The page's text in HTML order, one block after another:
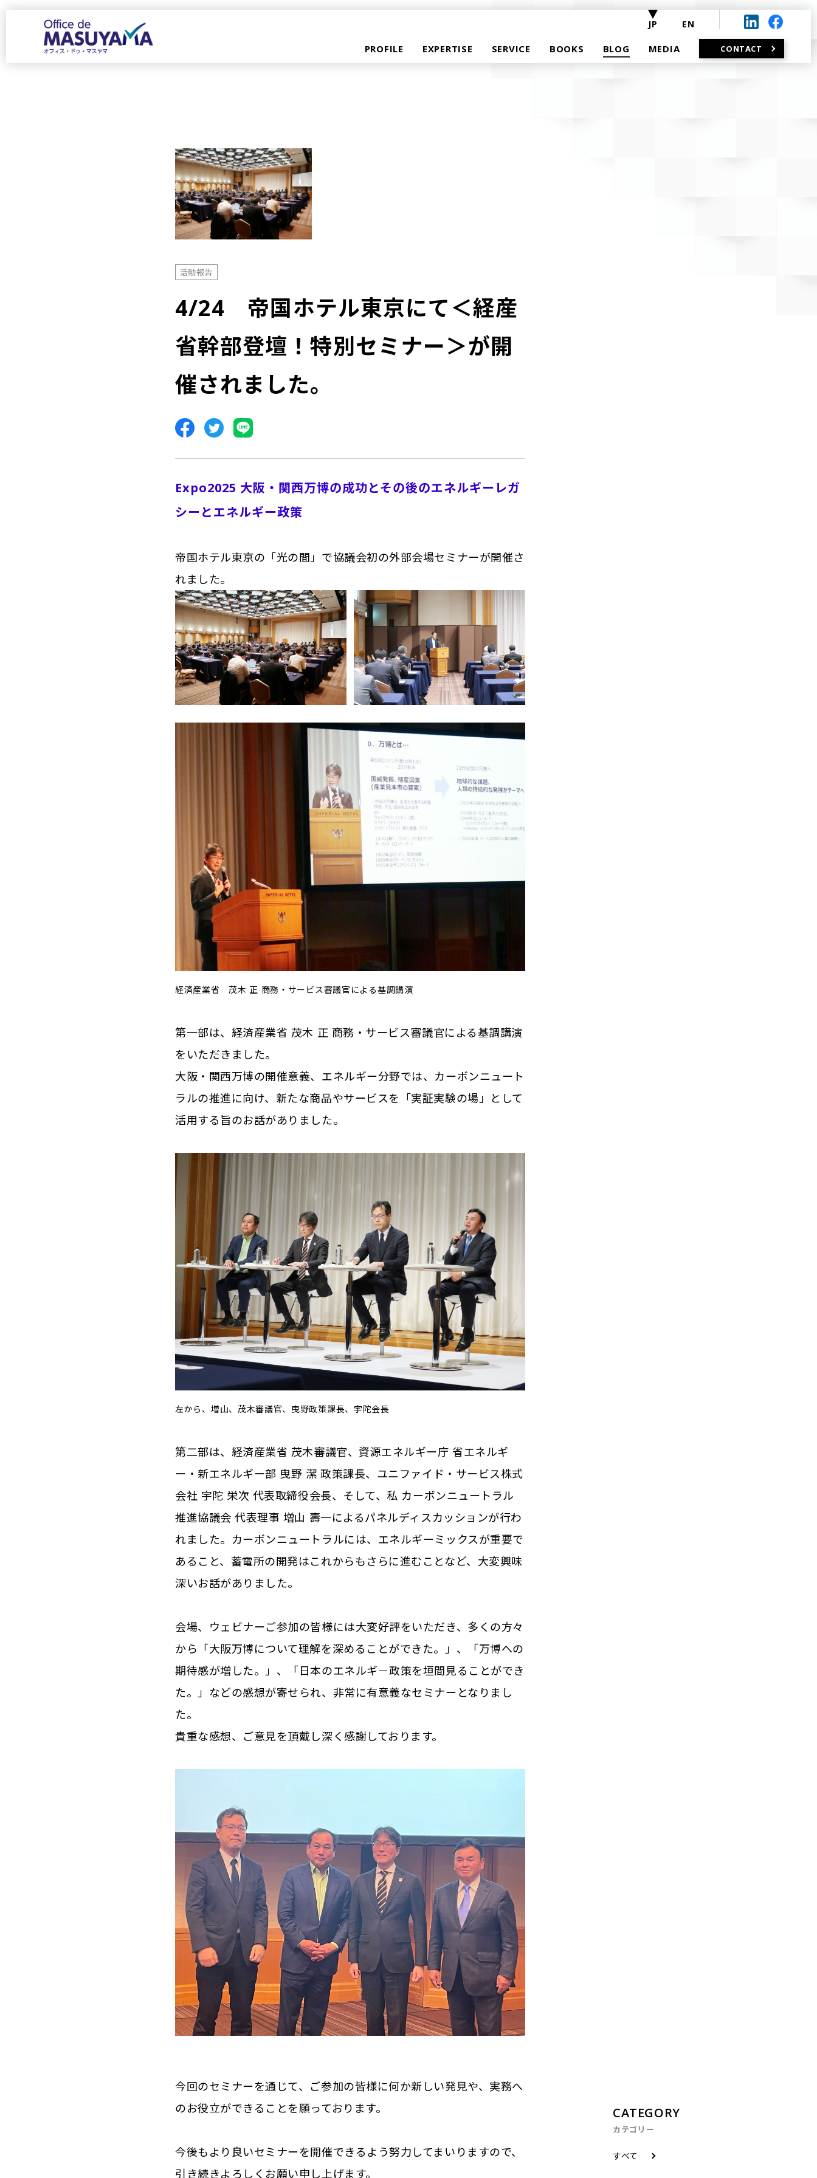
JP EN
PROFILE EXPERTISE SERVICE BOOKS BLOG MEDIA CONTACT
活動報告
4/24 帝国ホテル東京にて＜経産
省幹部登壇！特別セミナー＞が開
催されました。
Expo2025 大阪・関西万博の成功とその後のエネルギーレガ
シーとエネルギー政策
帝国ホテル東京の「光の間」で協議会初の外部会場セミナーが開催さ
れました。
経済産業省 茂木 正 商務・サービス審議官による基調講演
第一部は、経済産業省 茂木 正 商務・サービス審議官による基調講演
をいただきました。
大阪・関西万博の開催意義、エネルギー分野では、カーボンニュート
ラルの推進に向け、新たな商品やサービスを「実証実験の場」として
活用する旨のお話がありました。
左から、増山、茂木審議官、曳野政策課長、宇陀会長
第二部は、経済産業省 茂木審議官、資源エネルギー庁 省エネルギ
ー・新エネルギー部 曳野 潔 政策課長、ユニファイド・サービス株式
会社 宇陀 栄次 代表取締役会長、そして、私 カーボンニュートラル
推進協議会 代表理事 増山 壽一によるパネルディスカッションが行わ
れました。カーボンニュートラルには、エネルギーミックスが重要で
あること、蓄電所の開発はこれからもさらに進むことなど、大変興味
深いお話がありました。
会場、ウェビナーご参加の皆様には大変好評をいただき、多くの方々
から「大阪万博について理解を深めることができた。」、「万博への
期待感が増した。」、「日本のエネルギ－政策を垣間見ることができ
た。」などの感想が寄せられ、非常に有意義なセミナーとなりまし
た。
貴重な感想、ご意見を頂戴し深く感謝しております。
今回のセミナーを通じて、ご参加の皆様に何か新しい発見や、実務へ
のお役立ができることを願っております。
今後もより良いセミナーを開催できるよう努力してまいりますので、
引き続きよろしくお願い申し上げます。
CATEGORY
カテゴリー
すべて